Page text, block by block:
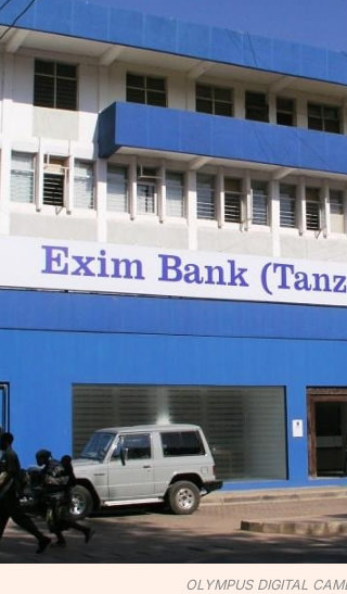
OLYMPUS DIGITAL